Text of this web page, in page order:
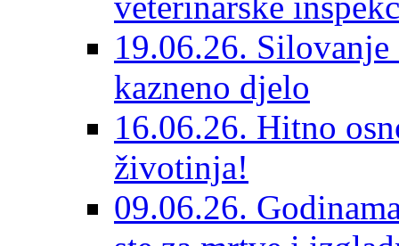
19.06.26.
kazneno djelo
16.06.26. Hitno
životinja!
09.06.26.